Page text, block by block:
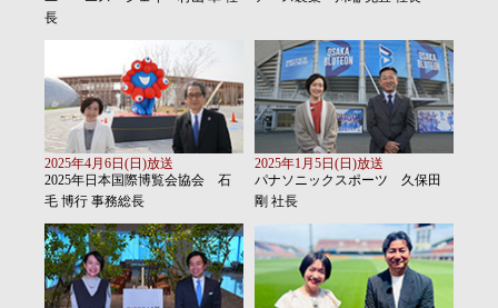
長
2025年4月6日(日)放送
2025年日本国際博覧会協会 石
毛 博行 事務総長
2025年1月5日(日)放送
パナソニックスポーツ 久保田
剛 社長